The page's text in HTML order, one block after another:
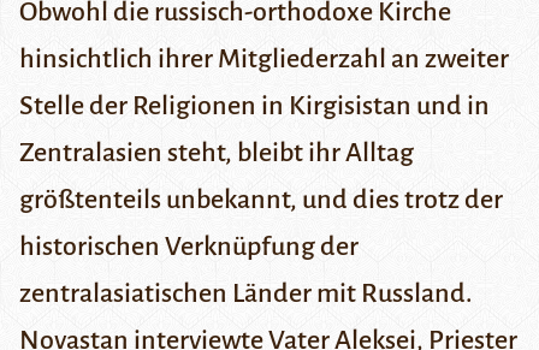
Obwohl die russisch-orthodoxe Kirche
hinsichtlich ihrer Mitgliederzahl an zweiter
Stelle der Religionen in Kirgisistan und in
Zentralasien steht, bleibt ihr Alltag
größtenteils unbekannt, und dies trotz der
historischen Verknüpfung der
zentralasiatischen Länder mit Russland.
Novastan interviewte Vater Aleksei, Priester